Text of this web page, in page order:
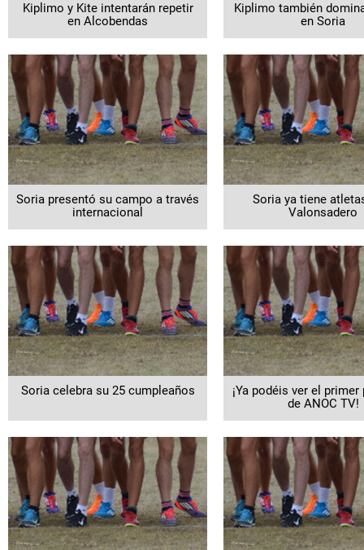
Kiplimo y Kite intentarán repetir
en Alcobendas
Kiplimo también
en Soria
Soria presentó su campo a través
internacional
Soria ya tiene
Valonsadero
Soria celebra su 25 cumpleaños
¡Ya podéis ver el primer
de ANOC TV!